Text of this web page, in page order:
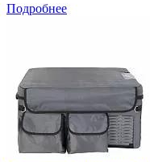
Подробнее